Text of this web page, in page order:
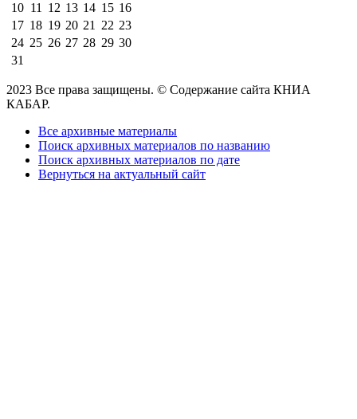
10 11 12 13 14 15 16
17 18 19 20 21 22 23
24 25 26 27 28 29 30
31
2023 Все права защищены. © Содержание сайта КНИА
КАБАР.
Все архивные материалы
Поиск архивных материалов по названию
Поиск архивных материалов по дате
Вернуться на актуальный сайт